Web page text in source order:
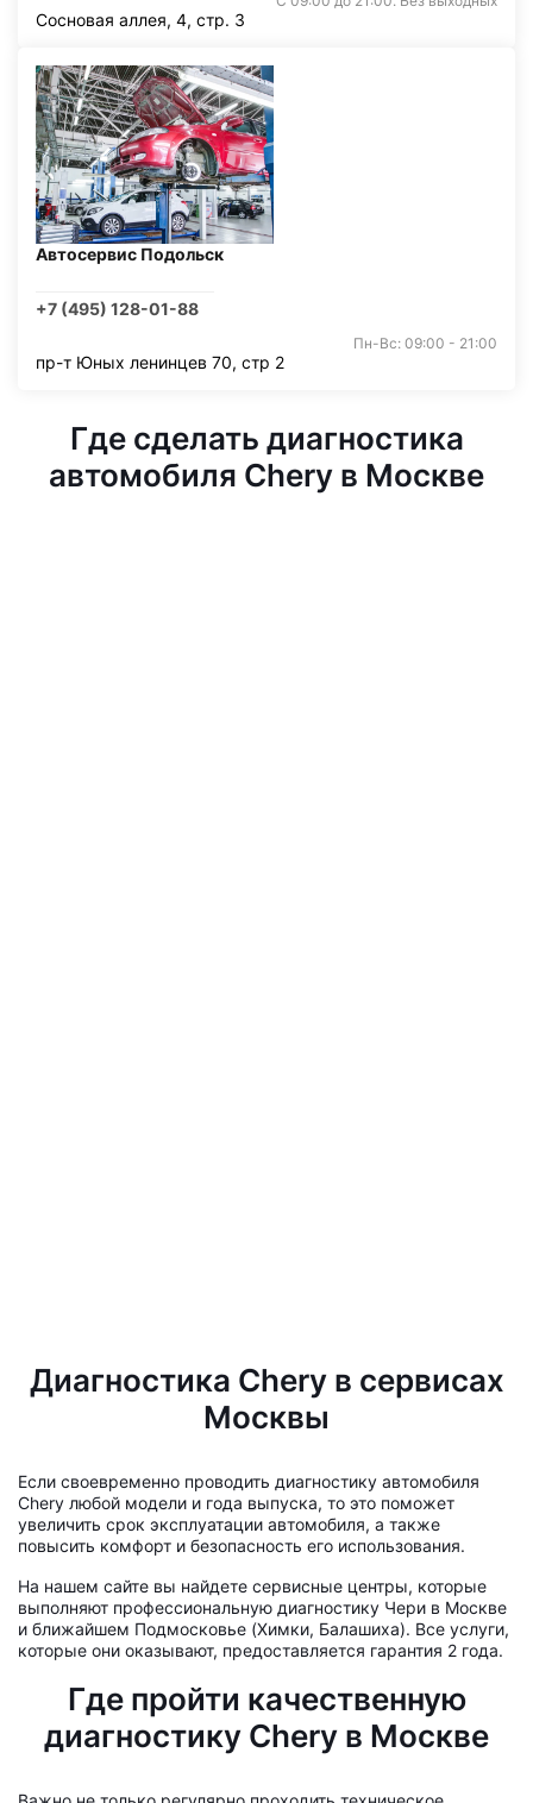
Сосновая аллея, 4, стр. 3
Автосервис Подольск
+7 (495) 128-01-88
Пн-Вс: 09:00 - 21:00
пр-т Юных ленинцев 70, стр 2
Где сделать диагностика
автомобиля Chery в Москве
Диагностика Chery в сервисах
Москвы
Если своевременно проводить диагностику автомобиля
Chery любой модели и года выпуска, то это поможет
увеличить срок эксплуатации автомобиля, а также
повысить комфорт и безопасность его использования.
На нашем сайте вы найдете сервисные центры, которые
выполняют профессиональную диагностику Чери в Москве
и ближайшем Подмосковье (Химки, Балашиха). Все услуги,
которые они оказывают, предоставляется гарантия 2 года.
Где пройти качественную
диагностику Chery в Москве